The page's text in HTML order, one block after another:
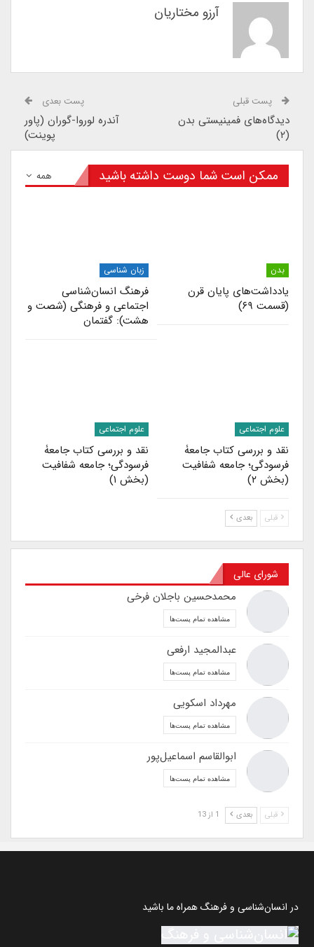
آرزو مختاریان
پست قبلی
دیدگاه‌های فمینیستی بدن
پست بعدی
آندره لوروا-گوران (پاور
پوینت)
همه ممکن است شما دوست داشته باشید
بدن
یادداشت‌های پایان قرن
(قسمت ۶۹)
زبان شناسی
فرهنگ انسان‌شناسی
اجتماعی و فرهنگی (شصت و
هشت): گفتمان
علوم اجتماعی
نقد و بررسی کتاب جامعۀ
فرسودگی؛ جامعه شفافیت
(بخش ۲)
علوم اجتماعی
نقد و بررسی کتاب جامعۀ
فرسودگی؛ جامعه شفافیت
(بخش ۱)
قبلی بعدی
شورای عالی
محمدحسین باجلان فرخی
مشاهده تمام پست‌ها
عبدالمجید ارفعی
مشاهده تمام پست‌ها
مهرداد اسکویی
مشاهده تمام پست‌ها
ابوالقاسم اسماعیل‌پور
مشاهده تمام پست‌ها
قبلی بعدی
در انسان‌شناسی و فرهنگ همراه ما باشید